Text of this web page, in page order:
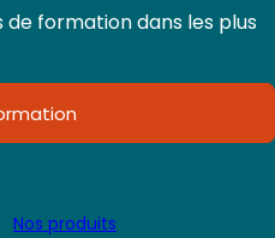
formation dans les plus
Nos produits